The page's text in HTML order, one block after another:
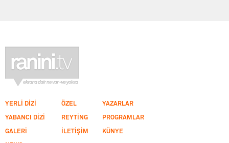
YERLİ DİZİ ÖZEL YAZARLAR
YABANCI DİZİ REYTİNG PROGRAMLAR
GALERİ İLETİŞİM KÜNYE